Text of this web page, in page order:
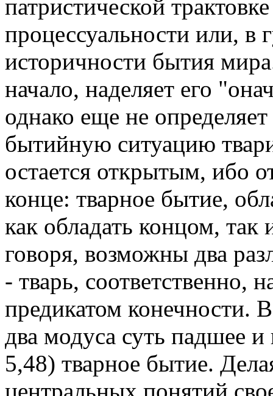
патристической
процессуальности или, в
историчности бытия
начало, наделяет его
однако еще не
бытийную ситуацию
остается открытым, ибо
конце: тварное бытие,
как обладать концом, так
говоря, возможны два
- тварь, соответственно,
предикатом конечности.
два модуса суть падшее
5,48) тварное бытие.
центральных понятий